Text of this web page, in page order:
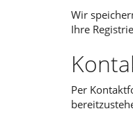
Wir
Ihre
Per